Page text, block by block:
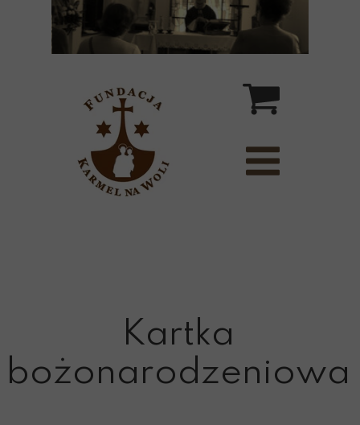
Kartka
bożonarodzeniowa